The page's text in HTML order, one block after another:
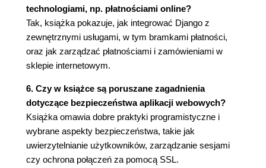
Dodanie mapy witryny 82
Utworzenie kanału wiadomości dla postów bloga
85
Dodanie do bloga wyszukiwania pełnotekstowego
87
Proste wyszukiwania 89
Wyszukiwanie w wielu polach 90
Utworzenie widoku wyszukiwania 90
Stemming i ranking wyników 92
Wagi zapytań 93
Wyszukiwanie z podobieństwem trygramu 94
technologiami, np. płatnościami online?
Tak, książka pokazuje, jak integrować Django z
zewnętrznymi usługami, w tym bramkami płatności,
oraz jak zarządzać płatnościami i zamówieniami w
sklepie internetowym.
6. Czy w książce są poruszane zagadnienia
dotyczące bezpieczeństwa aplikacji webowych?
Książka omawia dobre praktyki programistyczne i
wybrane aspekty bezpieczeństwa, takie jak
uwierzytelnianie użytkowników, zarządzanie sesjami
czy ochrona połączeń za pomocą SSL.